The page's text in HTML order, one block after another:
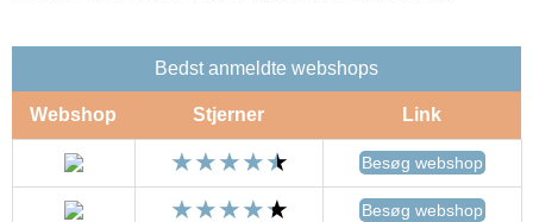
Bedst anmeldte webshops
Webshop Stjerner Link
Besøg webshop
Besøg webshop